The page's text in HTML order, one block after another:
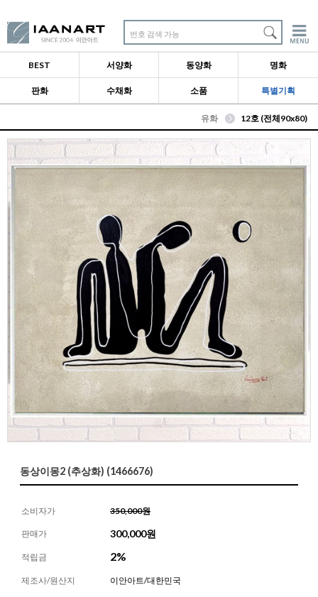
번호 검색 가능
BEST 서양화 동양화 명화
판화 수채화 소품 특별기획
유화 12호 (전체90x80)
동상이몽2 (추상화) (1466676)
소비자가 350,000원
판매가 300,000원
적립금 2%
제조사/원산지 이안아트/대한민국